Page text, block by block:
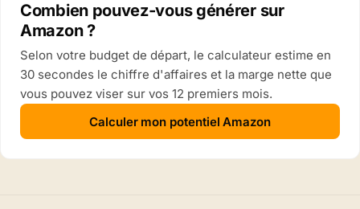
Combien pouvez-vous générer sur
Amazon ?
Selon votre budget de départ, le calculateur estime en
30 secondes le chiffre d'affaires et la marge nette que
vous pouvez viser sur vos 12 premiers mois.
Calculer mon potentiel Amazon